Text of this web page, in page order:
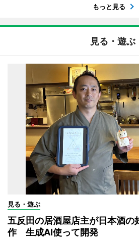
もっと見る
見る・遊ぶ
見る・遊ぶ
五反田の居酒屋店主が日本酒の
作 生成AI使って開発